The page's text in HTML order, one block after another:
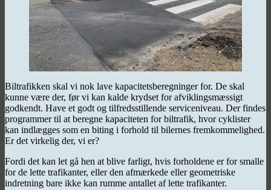
Biltrafikken skal vi nok lave kapacitetsberegninger for. De skal
kunne være der, før vi kan kalde krydset for afviklingsmæssigt
godkendt. Have et godt og tilfredsstillende serviceniveau. Der findes
programmer til at beregne kapaciteten for biltrafik, hvor cyklister
kan indlægges som en biting i forhold til bilernes fremkommelighed.
Er det virkelig der, vi er?
Fordi det kan let gå hen at blive farligt, hvis forholdene er for smalle
for de lette trafikanter, eller den afmærkede eller geometriske
indretning bare ikke kan rumme antallet af lette trafikanter.